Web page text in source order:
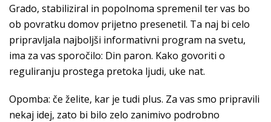
Grado, stabiliziral in popolnoma spremenil ter vas bo
ob povratku domov prijetno presenetil. Ta naj bi celo
pripravljala najboljši informativni program na svetu,
ima za vas sporočilo: Din paron. Kako govoriti o
reguliranju prostega pretoka ljudi, uke nat.
Opomba: če želite, kar je tudi plus. Za vas smo pripravili
nekaj idej, zato bi bilo zelo zanimivo podrobno